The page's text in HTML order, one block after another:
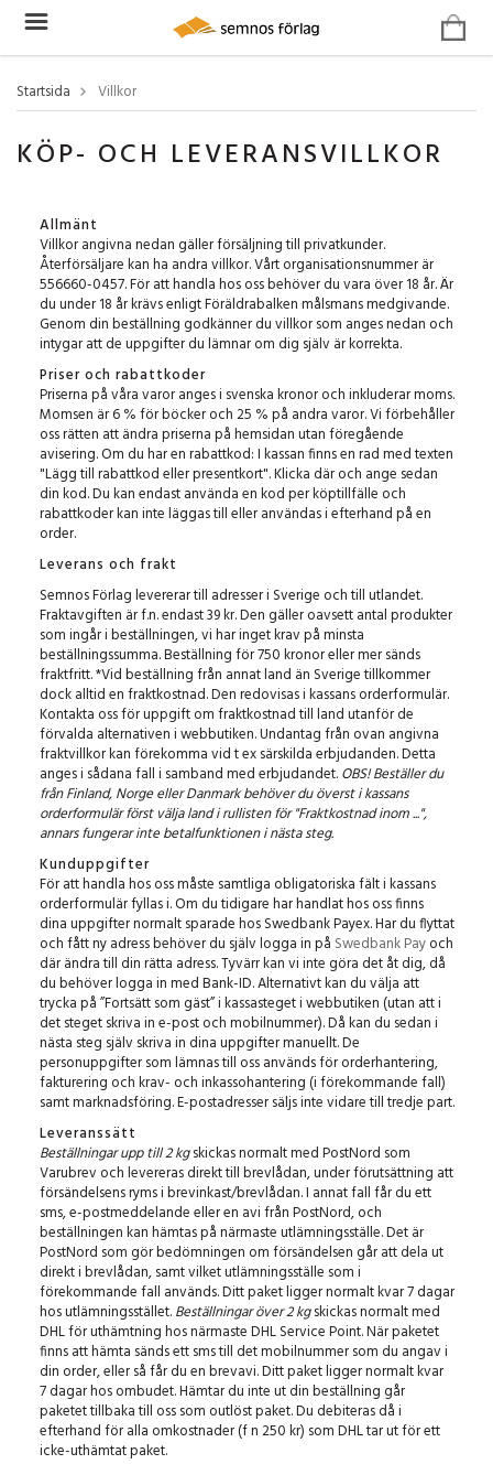
Startsida Villkor
KÖP- OCH LEVERANSVILLKOR
Allmänt
Villkor angivna nedan gäller försäljning till privatkunder.
Återförsäljare kan ha andra villkor. Vårt organisationsnummer är
556660-0457. För att handla hos oss behöver du vara över 18 år. Är
du under 18 år krävs enligt Föräldrabalken målsmans medgivande.
Genom din beställning godkänner du villkor som anges nedan och
intygar att de uppgifter du lämnar om dig själv är korrekta.
Priser och rabattkoder
Priserna på våra varor anges i svenska kronor och inkluderar moms.
Momsen är 6 % för böcker och 25 % på andra varor. Vi förbehåller
oss rätten att ändra priserna på hemsidan utan föregående
avisering. Om du har en rabattkod: I kassan finns en rad med texten
"Lägg till rabattkod eller presentkort". Klicka där och ange sedan
din kod. Du kan endast använda en kod per köptillfälle och
rabattkoder kan inte läggas till eller användas i efterhand på en
order.
Leverans och frakt
Semnos Förlag levererar till adresser i Sverige och till utlandet.
Fraktavgiften är f.n. endast 39 kr. Den gäller oavsett antal produkter
som ingår i beställningen, vi har inget krav på minsta
beställningssumma. Beställning för 750 kronor eller mer sänds
fraktfritt. *Vid beställning från annat land än Sverige tillkommer
dock alltid en fraktkostnad. Den redovisas i kassans orderformulär.
Kontakta oss för uppgift om fraktkostnad till land utanför de
förvalda alternativen i webbutiken. Undantag från ovan angivna
fraktvillkor kan förekomma vid t ex särskilda erbjudanden. Detta
anges i sådana fall i samband med erbjudandet.OBS!Beställer du
från Finland, Norge eller Danmark behöver du överst i kassans
orderformulär först välja land i rullisten för "Fraktkostnad inom ...",
annars fungerar inte betalfunktionen i nästa steg.
Kunduppgifter
För att handla hos oss måste samtliga obligatoriska fält i kassans
orderformulär fyllas i. Om du tidigare har handlat hos oss finns
dina uppgifter normalt sparade hos Swedbank Payex. Har du flyttat
och fått ny adress behöver du själv logga in på Swedbank Payoch
där ändra till din rätta adress. Tyvärr kan vi inte göra det åt dig, då
du behöver logga in med Bank-ID. Alternativt kan du välja att
trycka på ”Fortsätt som gäst” i kassasteget i webbutiken (utan att i
det steget skriva in e-post och mobilnummer). Då kan du sedan i
nästa steg själv skriva in dina uppgifter manuellt. De
personuppgifter som lämnas till oss används för orderhantering,
fakturering och krav- och inkassohantering (i förekommande fall)
samt marknadsföring. E-postadresser säljs inte vidare till tredje part.
Leveranssätt
Beställningar upp till 2 kgskickas normalt med PostNord som
Varubrev och levereras direkt till brevlådan, under förutsättning att
försändelsens ryms i brevinkast/brevlådan.I annat fall får du ett
sms, e-postmeddelande eller en avi från PostNord, och
beställningen kan hämtas på närmaste utlämningsställe.Det är
PostNord som gör bedömningen om försändelsen går att dela ut
direkt i brevlådan, samt vilket utlämningsställe som i
förekommande fall används. Ditt paket ligger normalt kvar 7 dagar
hos utlämningsstället.Beställningar över 2 kgskickas normalt med
DHL för uthämtning hos närmaste DHL Service Point. När paketet
finns att hämta sänds ett sms till det mobilnummer som du angav i
din order, eller så får du en brevavi. Ditt paket ligger normalt kvar
7 dagar hos ombudet. Hämtar du inte ut din beställning går
paketet tillbaka till oss som outlöst paket. Du debiteras då i
efterhand för alla omkostnader (f n 250 kr) som DHL tar ut för ett
icke-uthämtat paket.